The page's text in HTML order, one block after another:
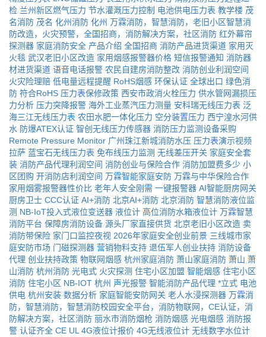
检 兰州新区燃气压力 节水灌溉压力控制 电池供电压力表 教学楼 茂
名消防 茂名 化州消防 化州 万霖消防，智慧消防，老旧小区智慧消
防改造，火灾预警，全国招商，消防解决方案，社区消防 红外幕帘
探测器 家庭消防安全 产品介绍 全国招商 消防产品进货渠道 家用灭
火毯 武汉老旧小区改造 家用烟感报警器价格 短信报警通知 消防器
材进货渠道 语音电话报警 农民自建房消防整改 消防创业利润空间
火灾险理赔 低电量远程提醒 RoHS烟感 环保认证 全球出口 绿色消
防 符合RoHS 压力表保修政策 西安市政消火栓压力 供水管网漏损压
力分析 压力突降报警 海外工业蒸汽压力测量 安科瑞无线压力表 泛
海三江无线压力表 农田水肥一体化压力 空分装置压力 西宁湟水河供
水 防爆ATEX认证 智创无线压力传感器 消防压力监测设备采购
Remote Pressure Monitor 广州珠江新城消防水压 压力表演示视频
拉萨 蓝宝石无线压力表 免布线压力监测 无线差压开关 家庭安全套
装 消防产品代理利润空间 消防创业与保险合作 消防加盟费多少 小
区团购 开消防店利润空间 万霖智能家庭安防 万霖与中华保险合作
家用烟雾报警器性价比 老年人安全刚需 一键报警器 AI智能厨房网关
厨房卫士 CCC认证 AI+消防 北京AI+消防 北京消防 智慧消防液位监
测 NB-IoT投入式液位变送器 液位计 高位消防水箱液位计 万霖智慧
消防平台 保障房消防设备 源头厂家直接供货 北京老旧小区改造 卖
消防带保险 家门口监控夜视 2026年家庭安全创业前景 三线城市家
庭安防市场 门磁探测器 营销物料支持 退伍军人创业扶持 消防设备
代理 创业扶持政策 物联网烟感 杭州家庭消防 萧山家庭消防 萧山 萧
山消防 杭州消防 光电式 火灾探测 住宅小区加盟 智能烟感 住宅小区
消防 住宅小区 NB-IOT 杭州 声光报警 智能消防产品代理 *立式 电池
供电 杭州安装 数据分析 家庭智能安防网关 老人水浸探测器 万霖消
防，智慧消防，智慧消防校园安全平台，消防物联网，CE认证，消
防解决方案，社区消防 丽水市消防烟枪 消防烟感 光电烟感 消防报
警 认证齐全 CE UL 4G液位计报价 4G无线液位计 无线数字水位计